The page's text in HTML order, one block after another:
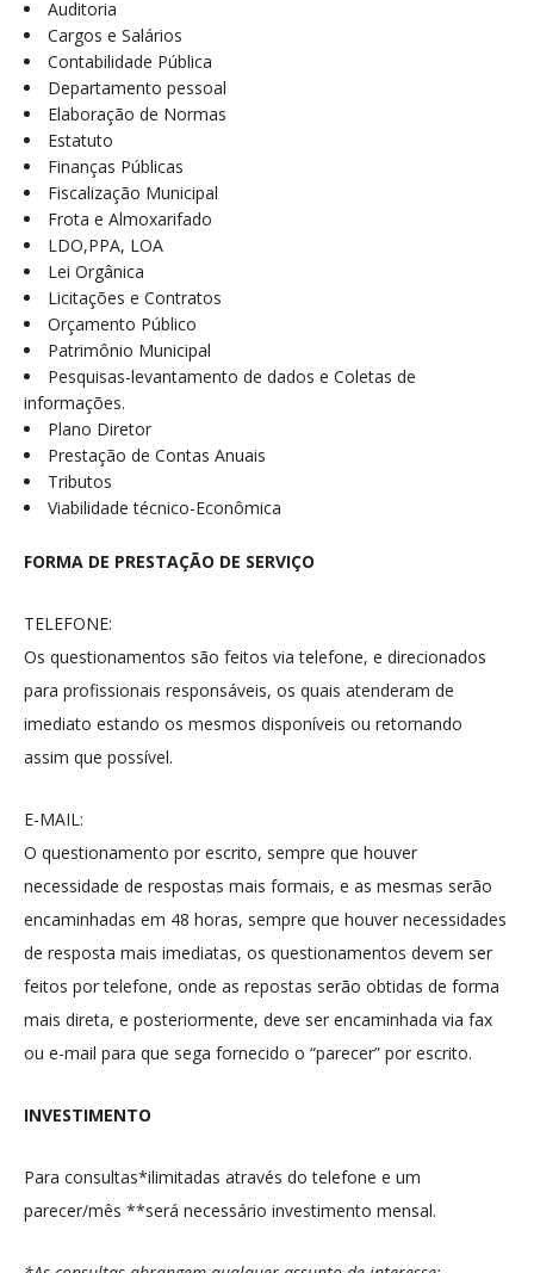
Auditoria
Cargos e Salários
Contabilidade Pública
Departamento pessoal
Elaboração de Normas
Estatuto
Finanças Públicas
Fiscalização Municipal
Frota e Almoxarifado
LDO,PPA, LOA
Lei Orgânica
Licitações e Contratos
Orçamento Público
Patrimônio Municipal
Pesquisas-levantamento de dados e Coletas de
informações.
Plano Diretor
Prestação de Contas Anuais
Tributos
Viabilidade técnico-Econômica
FORMA DE PRESTAÇÃO DE SERVIÇO
TELEFONE:
Os questionamentos são feitos via telefone, e direcionados
para profissionais responsáveis, os quais atenderam de
imediato estando os mesmos disponíveis ou retornando
assim que possível.
E-MAIL:
O questionamento por escrito, sempre que houver
necessidade de respostas mais formais, e as mesmas serão
encaminhadas em 48 horas, sempre que houver necessidades
de resposta mais imediatas, os questionamentos devem ser
feitos por telefone, onde as repostas serão obtidas de forma
mais direta, e posteriormente, deve ser encaminhada via fax
ou e-mail para que sega fornecido o “parecer” por escrito.
INVESTIMENTO
Para consultas*ilimitadas através do telefone e um
parecer/mês **será necessário investimento mensal.